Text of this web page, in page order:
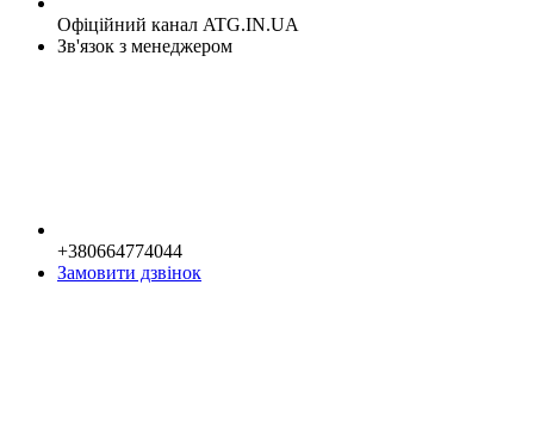
Офіційний канал ATG.IN.UA
Зв'язок з менеджером
+380664774044
Замовити дзвінок